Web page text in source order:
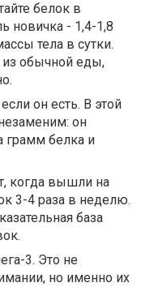
белок в
новичка - 1,4-1,8
тела в сутки.
из обычной еды,
он есть. В этой
он
грамм белка и
когда вышли на
3-4 раза в неделю.
база
3. Это не
но именно их